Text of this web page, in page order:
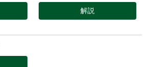
解説